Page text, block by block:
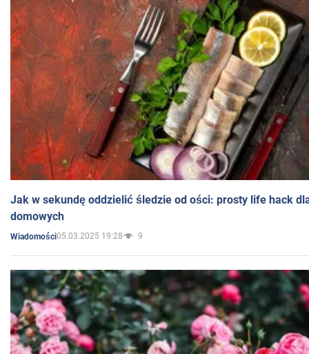
Jak w sekundę oddzielić śledzie od ości: prosty life hack
domowych
Wiadomości05.03.2025 19:28 9